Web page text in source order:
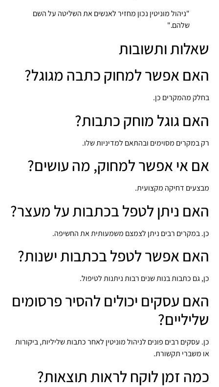
"ניהול מוניטין נכון מחזיר לאנשים את השליטה על השם
שלהם."
שאלות ותשובות
האם אפשר למחוק כתבה מגוגל?
בחלק מהמקרים כן.
האם גוגל מוחק כתבות?
רק במקרים מסוימים ובהתאם למדיניות שלו.
אם אי אפשר למחוק, מה עושים?
מבצעים דחיקה מקצועית.
האם ניתן לטפל בכתבות על מעצר?
כן. במקרים רבים ניתן לצמצם משמעותית את החשיפה.
האם אפשר לטפל בכתבות ישנות?
כן, גם כתבות בנות שנים רבות ניתנות לטיפול.
האם עסקים יכולים להסיר פרסומים
שליליים?
כן. עסקים רבים פונים לניהול מוניטין לאחר כתבות שליליות, ביקורות
או משברי תקשורת.
כמה זמן לוקח לראות תוצאות?